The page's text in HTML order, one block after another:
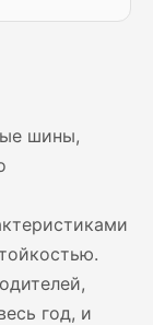
шины,
год, и